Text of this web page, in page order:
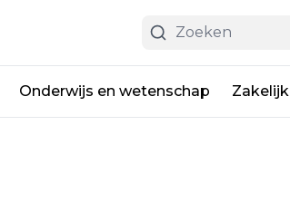
Onderwijs en wetenschap Zakelijk